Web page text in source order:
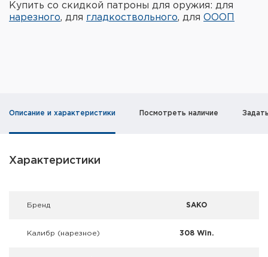
Мишени
Дартс
Аксессуары
Купить со скидкой патроны для оружия: для
нарезного, для гладкоствольного, для ОООП
Описание и характеристики Посмотреть наличие
Характеристики
Брeнд SAKO
Калибр (нарезное) 308 Win.